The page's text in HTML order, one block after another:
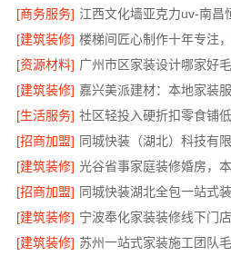
[商务服务] 江西文化墙亚克力uv-南昌
[建筑装修] 楼梯间匠心制作十年专注
[资源材料] 广州市区家装设计哪家好
[建筑装修] 嘉兴美派建材：本地家装
[生活服务]
[招商加盟]
[建筑装修]
[招商加盟] 同城快装湖北全包一站式
[建筑装修]
[建筑装修] 苏州一站式家装施工团队